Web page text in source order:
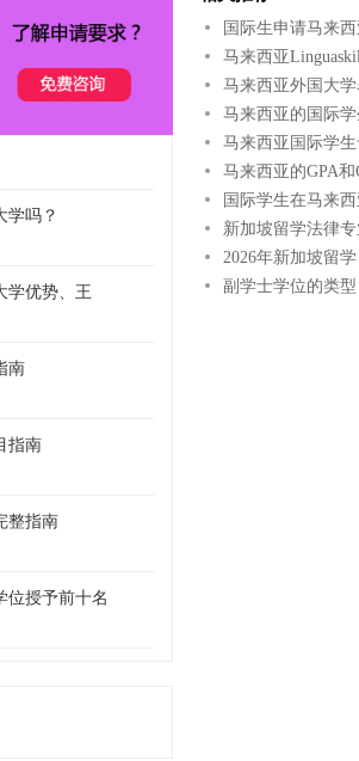
学吗？
学优势、王
南
指南
整指南
位授予前十名
国际生申请马来
马来西亚
马来西亚外国大
马来西亚的国际
马来西亚国际学
马来西亚的GPA
国际学生在马来
新加坡留学法律
2026年新加坡留
副学士学位的类